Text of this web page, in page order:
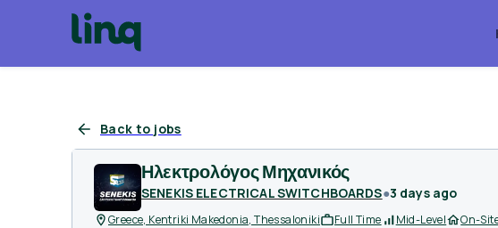
Back to jobs
Ηλεκτρολόγος Μηχανικός
SENEKIS ELECTRICAL SWITCHBOARDS●3 days ago
Greece, Kentriki Makedonia, Thessaloniki Full Time Mid-Level On-